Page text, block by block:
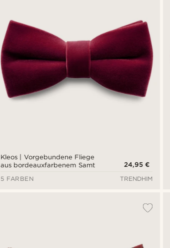
Kleos | Vorgebundene Fliege
aus bordeauxfarbenem Samt
24,95 €
5 FARBEN
TRENDHIM